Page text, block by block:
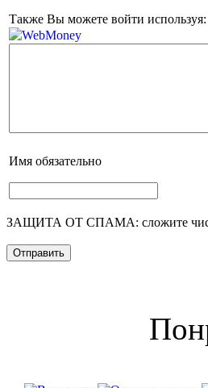
Также Вы можете войти используя:
Имя обязательно
ЗАЩИТА ОТ СПАМА: сложите